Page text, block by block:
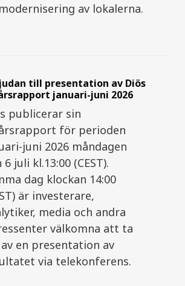
av lokalerna.
till presentation av Diös
januari-juni 2026
publicerar sin
för perioden
juni 2026 måndagen
6 juli kl.13:00 (CEST).
dag klockan 14:00
är investerare,
media och andra
välkomna att ta
en presentation av
via telekonferens.